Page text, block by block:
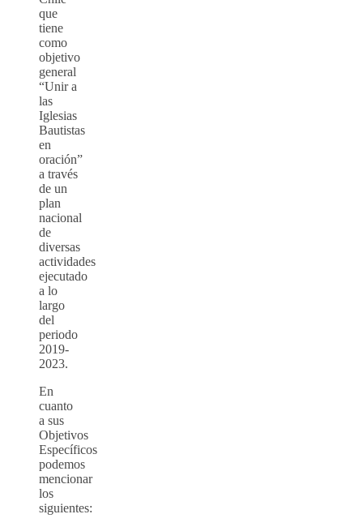
que
tiene
como
objetivo
general
“Unir a
las
Iglesias
Bautistas
en
oración”
a través
de un
plan
nacional
de
diversas
actividades
ejecutado
a lo
largo
del
periodo
2019-
2023.
En
cuanto
a sus
Objetivos
Específicos
podemos
mencionar
los
siguientes: